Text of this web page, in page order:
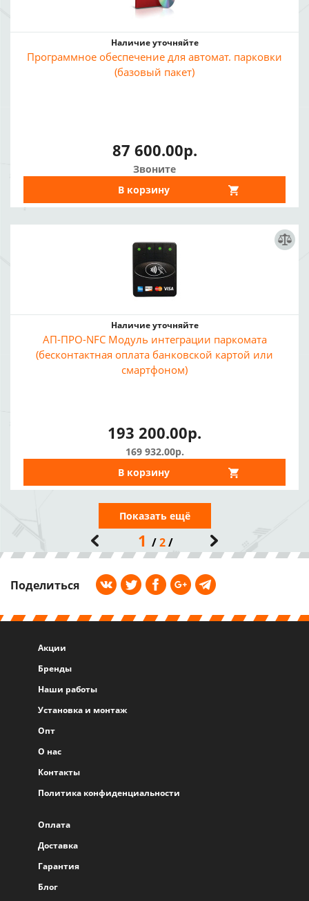
Наличие уточняйте
Программное обеспечение для автомат. парковки
(базовый пакет)
87 600.00р.
Звоните
В корзину
Наличие уточняйте
АП-ПРО-NFC Модуль интеграции паркомата
(бесконтактная оплата банковской картой или
смартфоном)
193 200.00р.
169 932.00р.
В корзину
Показать ещё
1 2
Поделиться
Акции
Бренды
Наши работы
Установка и монтаж
Опт
О нас
Контакты
Политика конфиденциальности
Оплата
Доставка
Гарантия
Блог